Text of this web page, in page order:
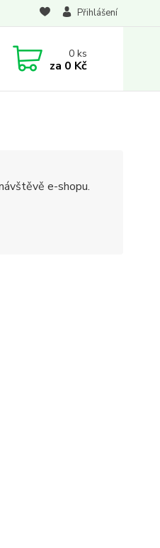
Přihlášení
0ks
za 0 Kč
e-shopu.